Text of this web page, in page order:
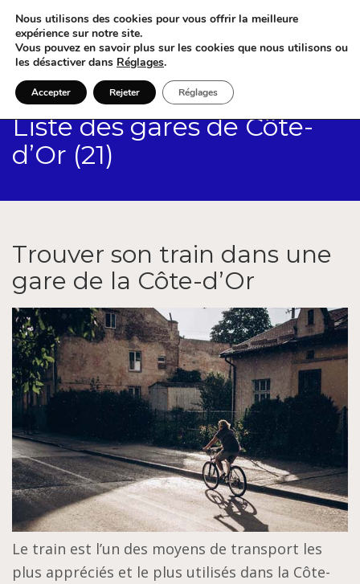
Liste des gares de Côte-
d’Or (21)
Trouver son train dans une
gare de la Côte-d’Or
Le train est l’un des moyens de transport les
plus appréciés et le plus utilisés dans la Côte-
Nous utilisons des cookies pour vous offrir la meilleure
expérience sur notre site.
Vous pouvez en savoir plus sur les cookies que nous utilisons ou
les désactiver dans Réglages.
Accepter Rejeter Réglages